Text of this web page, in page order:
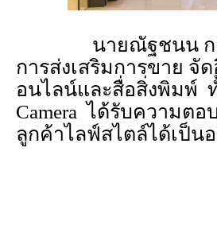
นายณัฐชนน กล่าว
การส่งเสริมการขาย จั
อนไลน์และสื่อสิ่งพิมพ์ ทั้
Camera ได้รับความต
ลูกค้าไลฟ์สไตล์ได้เป็น